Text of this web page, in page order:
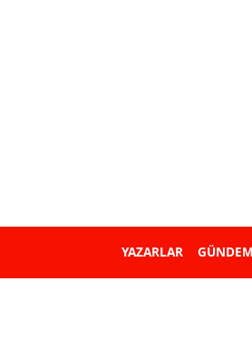
YAZARLAR GÜNDEM